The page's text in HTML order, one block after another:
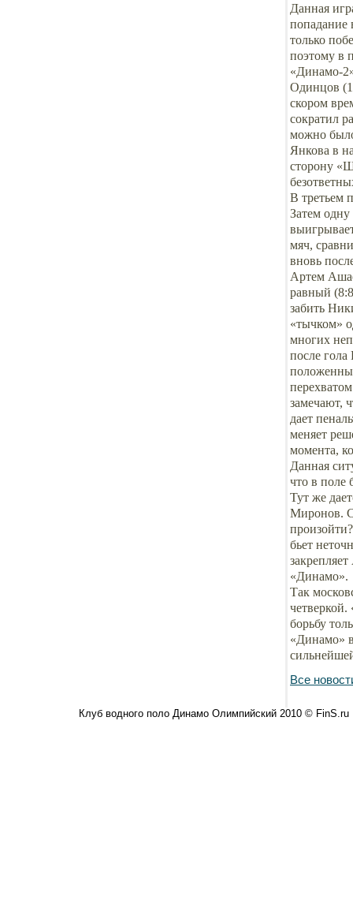
Данная
только
поэтому в
«Динамо-
Одинцов
скором
сократил
можно
Янкова в
сторону
В третьем
Затем
мяч,
вновь
Артем
равный
забить
«тычком»
многих
после гола
замечают,
дает
меняет
момента,
Данная
что в поле
Тут же
Миронов.
бьет
«Динамо».
Так
борьбу
«Динамо»
Все
Клуб водного поло Динамо Олимпийский 2010 © FinS.ru